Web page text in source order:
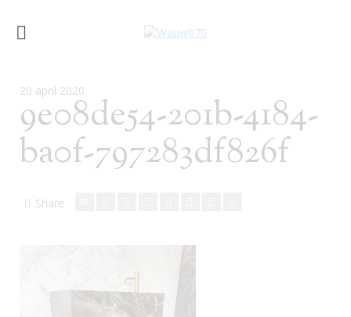
20 april 2020
9e08de54-201b-4184-
ba0f-797283df826f
Share